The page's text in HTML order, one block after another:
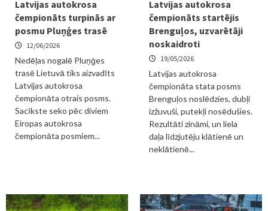
Latvijas autokrosa
čempionāts turpinās ar
posmu Pluņģes trasē
12/06/2026
Nedēļas nogalē Pluņģes
trasē Lietuvā tiks aizvadīts
Latvijas autokrosa
čempionāta otrais posms.
Sacīkste seko pēc diviem
Eiropas autokrosa
čempionāta posmiem...
Latvijas autokrosa
čempionāts startējis
Brenguļos, uzvarētāji
noskaidroti
19/05/2026
Latvijas autokrosa
čempionāta stata posms
Brenguļos noslēdzies, dubļi
izžuvuši, putekļi nosēdušies.
Rezultāti zināmi, un liela
daļa līdzjutēju klātienē un
neklātienē...